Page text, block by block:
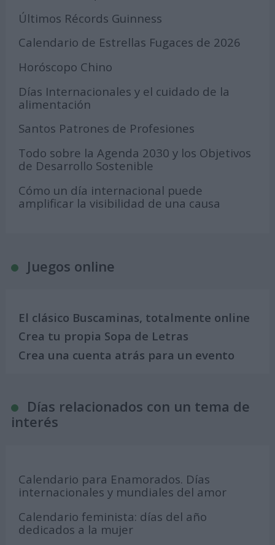
Últimos Récords Guinness
Calendario de Estrellas Fugaces de 2026
Horóscopo Chino
Días Internacionales y el cuidado de la
alimentación
Santos Patrones de Profesiones
Todo sobre la Agenda 2030 y los Objetivos
de Desarrollo Sostenible
Cómo un día internacional puede
amplificar la visibilidad de una causa
Juegos online
El clásico Buscaminas, totalmente online
Crea tu propia Sopa de Letras
Crea una cuenta atrás para un evento
Días relacionados con un tema de
interés
Calendario para Enamorados. Días
internacionales y mundiales del amor
Calendario feminista: días del año
dedicados a la mujer